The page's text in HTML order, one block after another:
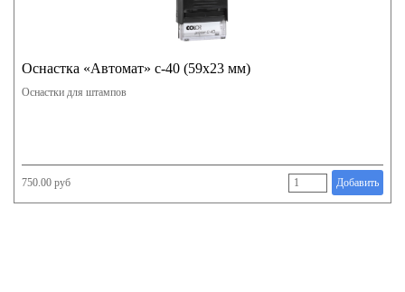
Оснастка «Автомат» с-40 (59х23 мм)
Оснастки для штампов
750.00 руб Добавить